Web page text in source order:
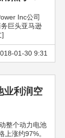
Inc公司
巨头亚马逊
]
01-30 9:31
业利润空
整个动力电池
涨约97%。